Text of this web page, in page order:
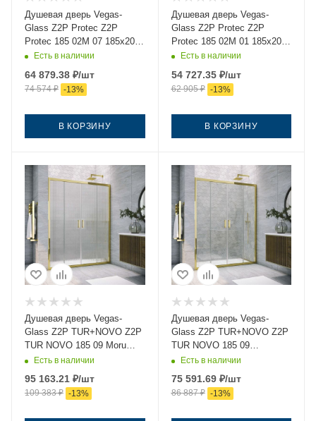
Душевая дверь Vegas-
Glass Z2P Protec Z2P
Protec 185 02М 07 185х200
стекло тонированное
Есть в наличии
64 879.38 ₽/шт
74 574₽ -13%
В КОРЗИНУ
Душевая дверь Vegas-
Glass Z2P Protec Z2P
Protec 185 02М 01 185х200
стекло прозрачное
Есть в наличии
54 727.35₽/шт
62 905₽ -13%
В КОРЗИНУ
Душевая дверь Vegas-
Glass Z2P TUR+NOVO Z2P
TUR NOVO 185 09 Moru
185х200 стекло рифленое
профиль золото
Есть в наличии
95 163.21 ₽/шт
109 383₽ -13%
Душевая дверь Vegas-
Glass Z2P TUR+NOVO Z2P
TUR NOVO 185 09
crystalvision 185х200
стекло прозрачное
профиль золото
Есть в наличии
75 591.69₽/шт
86 887₽ -13%